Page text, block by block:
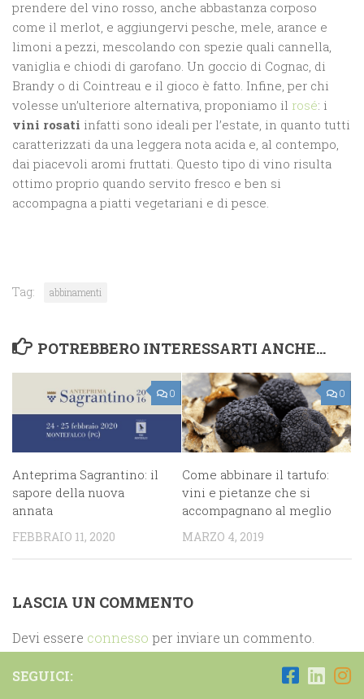
prendere del vino rosso, anche abbastanza corposo
come il merlot, e aggiungervi pesche, mele, arance e
limoni a pezzi, mescolando con spezie quali cannella,
vaniglia e chiodi di garofano. Un goccio di Cognac, di
Brandy o di Cointreau e il gioco è fatto. Infine, per chi
volesse un’ulteriore alternativa, proponiamo il rosé: i
vini rosati infatti sono ideali per l’estate, in quanto tutti
caratterizzati da una leggera nota acida e, al contempo,
dai piacevoli aromi fruttati. Questo tipo di vino risulta
ottimo proprio quando servito fresco e ben si
accompagna a piatti vegetariani e di pesce.
Tag: abbinamenti
POTREBBERO INTERESSARTI ANCHE...
0
Anteprima Sagrantino: il
sapore della nuova
annata
FEBBRAIO 11, 2020
0
Come abbinare il tartufo:
vini e pietanze che si
accompagnano al meglio
MARZO 4, 2019
LASCIA UN COMMENTO
Devi essere connesso per inviare un commento.
SEGUICI: